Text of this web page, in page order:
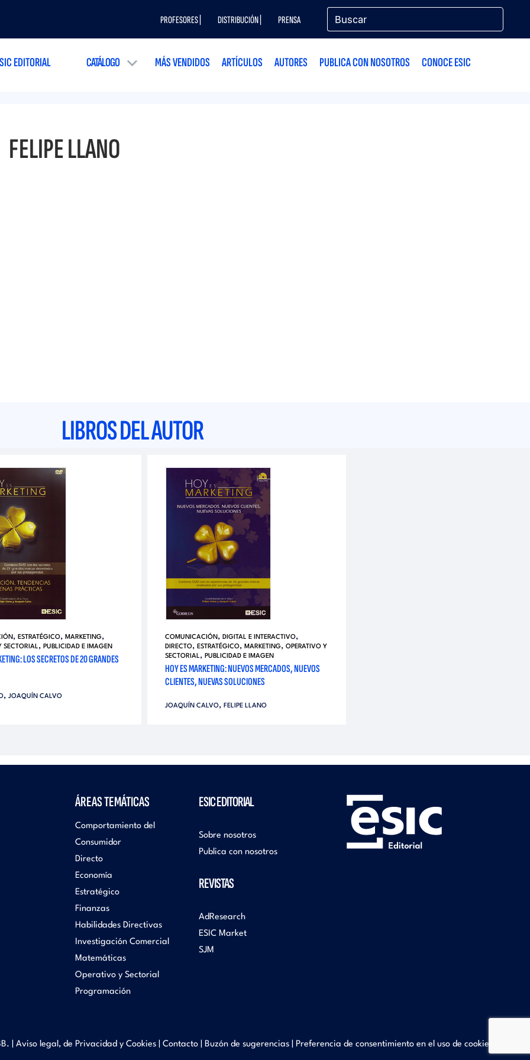
PROFESORES | DISTRIBUCIÓN | PRENSA
EDITORIAL CATÁLOGO MÁS VENDIDOS ARTÍCULOS AUTORES PUBLICA CON NOSOTROS CONOCE ESIC
FELIPE LLANO
LIBROS DEL AUTOR
, ESTRATÉGICO, MARKETING,
SECTORIAL, PUBLICIDAD E IMAGEN
LOS SECRETOS DE 20 GRANDES
, JOAQUÍN CALVO
COMUNICACIÓN, DIGITAL E INTERACTIVO,
DIRECTO, ESTRATÉGICO, MARKETING, OPERATIVO Y
SECTORIAL, PUBLICIDAD E IMAGEN
HOY ES MARKETING: NUEVOS MERCADOS, NUEVOS
CLIENTES, NUEVAS SOLUCIONES
JOAQUÍN CALVO, FELIPE LLANO
ÁREAS TEMÁTICAS
Comportamiento del
Consumidor
Directo
Economía
Estratégico
Finanzas
Habilidades Directivas
Investigación Comercial
Matemáticas
Operativo y Sectorial
Programación
ESIC EDITORIAL
Sobre nosotros
Publica con nosotros
REVISTAS
AdResearch
ESIC Market
SJM
| Aviso legal, de Privacidad y Cookies Contacto Buzón de sugerencias Preferencia de consentimiento en el uso de cookies